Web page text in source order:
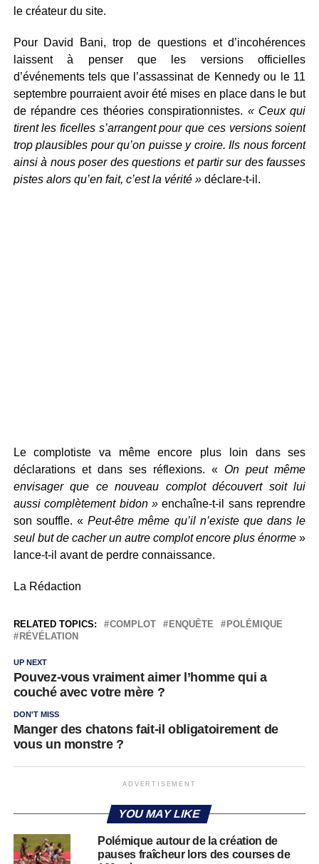
le créateur du site.
Pour David Bani, trop de questions et d’incohérences
laissent à penser que les versions officielles
d’événements tels que l’assassinat de Kennedy ou le 11
septembre pourraient avoir été mises en place dans le but
de répandre ces théories conspirationnistes. « Ceux qui
tirent les ficelles s’arrangent pour que ces versions soient
trop plausibles pour qu’on puisse y croire. Ils nous forcent
ainsi à nous poser des questions et partir sur des fausses
pistes alors qu’en fait, c’est la vérité » déclare-t-il.
Le complotiste va même encore plus loin dans ses
déclarations et dans ses réflexions. « On peut même
envisager que ce nouveau complot découvert soit lui
aussi complètement bidon »enchaîne-t-il sans reprendre
son souffle. « Peut-être même qu’il n’existe que dans le
seul but de cacher un autre complot encore plus énorme»
lance-t-il avant de perdre connaissance.
La Rédaction
RELATED TOPICS: COMPLOT ENQUÊTE
POLÉMIQUE
RÉVÉLATION
UP NEXT
Pouvez-vous vraiment aimer l’homme qui a
couché avec votre mère ?
DON'T MISS
Manger des chatons fait-il obligatoirement de
vous un monstre ?
ADVERTISEMENT
YOU MAY LIKE
Polémique autour de la création de
pauses fraîcheur lors des courses de